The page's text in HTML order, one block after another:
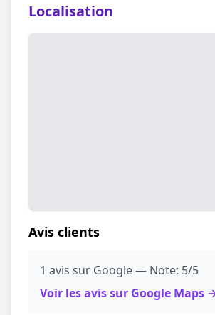
Localisation
Avis clients
1 avis sur Google — Note: 5/5
Voir les avis sur Google Maps